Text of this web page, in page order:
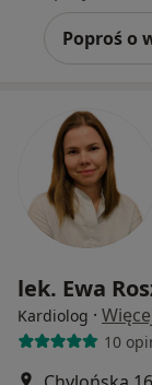
Poproś o
lek. Ewa
Kardiolog ·
10